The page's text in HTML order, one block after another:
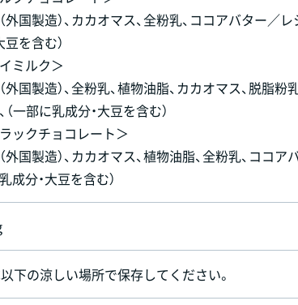
外国製造）、カカオマス、全粉乳、ココアバター／レ
豆を含む）
ミルク＞
外国製造）、全粉乳、植物油脂、カカオマス、脱脂粉
（一部に乳成分・大豆を含む）
ックチョコレート＞
外国製造）、カカオマス、植物油脂、全粉乳、ココア
成分・大豆を含む）
下の涼しい場所で保存してください。